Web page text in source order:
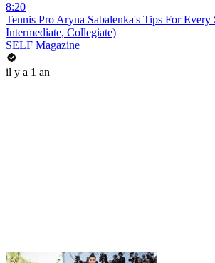
8:20
Tennis Pro Aryna Sabalenka's Tips For
Intermediate, Collegiate)
SELF Magazine
il y a 1 an